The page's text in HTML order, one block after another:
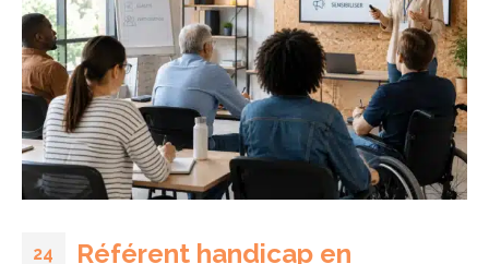
24
Référent handicap en